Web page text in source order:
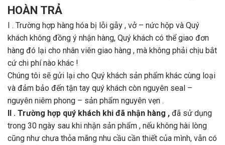
HOÀN TRẢ
I . Trường hợp hàng hóa bị lỗi gẫy , vở – nức hộp và Quý
khách không đồng ý nhận hàng, Quý khách có thể giao đơn
hàng đó lại cho nhân viên giao hàng , mà không phải chịu bắt
cứ chi phí nào khác !
Chúng tôi sẽ gửi lại cho Quý khách sản phẩm khác cùng loại
và đảm bảo đến tận tay quý khách còn nguyên seal –
nguyên niêm phong – sản phẩm nguyên vẹn .
II . Trường hợp quý khách khi đã nhận hàng , đã sử dụng
trong 30 ngày sau khi nhận sản phẩm , nếu không hài lòng
cũng như chưa thỏa mãng nhu cầu cần thiết của mình, vẫn có